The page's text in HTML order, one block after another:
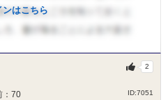
ンはこちら
：70
ID:7051
2